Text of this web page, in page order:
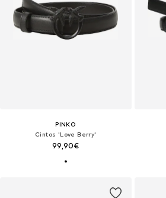
PINKO
Cintos 'Love Berry'
99,90€